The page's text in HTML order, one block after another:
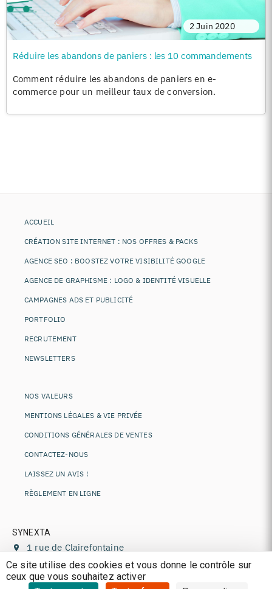
Ce site utilise des cookies et vous donne le contrôle sur
ceux que vous souhaitez activer
2 Juin 2020
Réduire les abandons de paniers : les 10 commandements
Comment réduire les abandons de paniers en e-
commerce pour un meilleur taux de conversion.
ACCUEIL
CRÉATION SITE INTERNET : NOS OFFRES & PACKS
AGENCE SEO : BOOSTEZ VOTRE VISIBILITÉ GOOGLE
AGENCE DE GRAPHISME : LOGO & IDENTITÉ VISUELLE
CAMPAGNES ADS ET PUBLICITÉ
PORTFOLIO
RECRUTEMENT
NEWSLETTERS
NOS VALEURS
MENTIONS LÉGALES & VIE PRIVÉE
CONDITIONS GÉNÉRALES DE VENTES
CONTACTEZ-NOUS
LAISSEZ UN AVIS !
RÈGLEMENT EN LIGNE
SYNEXTA
1 rue de Clairefontaine
78120 Rambouillet,France
+33 (0)1 85 77 11 44